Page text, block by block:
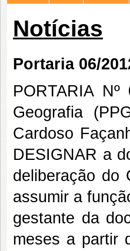
Notícias
Portaria 06/
PORTARIA
Geografia
Cardoso
DESIGNAR a
deliberação do
assumir a
gestante da
meses a partir